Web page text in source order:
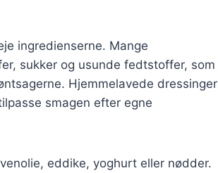
ingredienserne. Mange
sukker og usunde fedtstoffer, som
Hjemmelavede dressinger
smagen efter egne
eddike, yoghurt eller nødder.